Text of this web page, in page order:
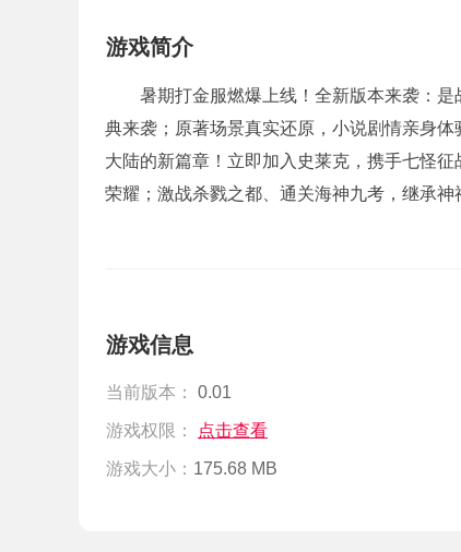
游戏简介
暑期打金服燃爆上线！全新版本来袭：
典来袭；原著场景真实还原，小说剧情亲身
大陆的新篇章！立即加入史莱克，携手七怪
荣耀；激战杀戮之都、通关海神九考，继承
游戏信息
当前版本： 0.01
游戏权限： 点击查看
游戏大小： 175.68 MB